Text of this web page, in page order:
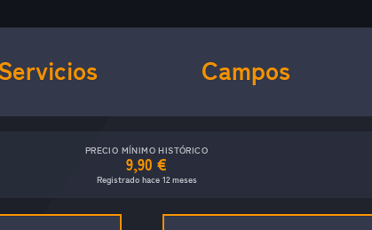
Campos
PRECIO MÍNIMO HISTÓRICO
9,90 €
Registrado hace 12 meses